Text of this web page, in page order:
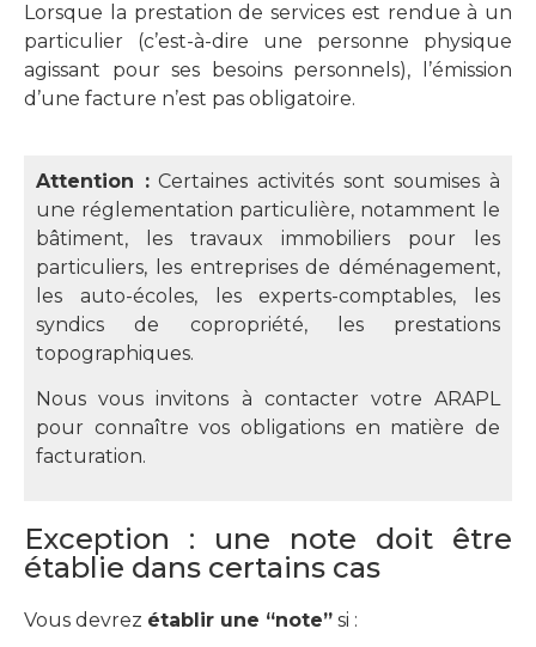
Lorsque la prestation de services est rendue à un
particulier (c’est-à-dire une personne physique
agissant pour ses besoins personnels), l’émission
d’une facture n’est pas obligatoire.
Attention :Certaines activités sont soumises à
une réglementation particulière, notamment le
bâtiment, les travaux immobiliers pour les
particuliers, les entreprises de déménagement,
les auto-écoles, les experts-comptables, les
syndics de copropriété, les prestations
topographiques.
Nous vous invitons à contacter votre ARAPL
pour connaître vos obligations en matière de
facturation.
Exception : une note doit être
établie dans certains cas
Vous devrez établir une “note” si :